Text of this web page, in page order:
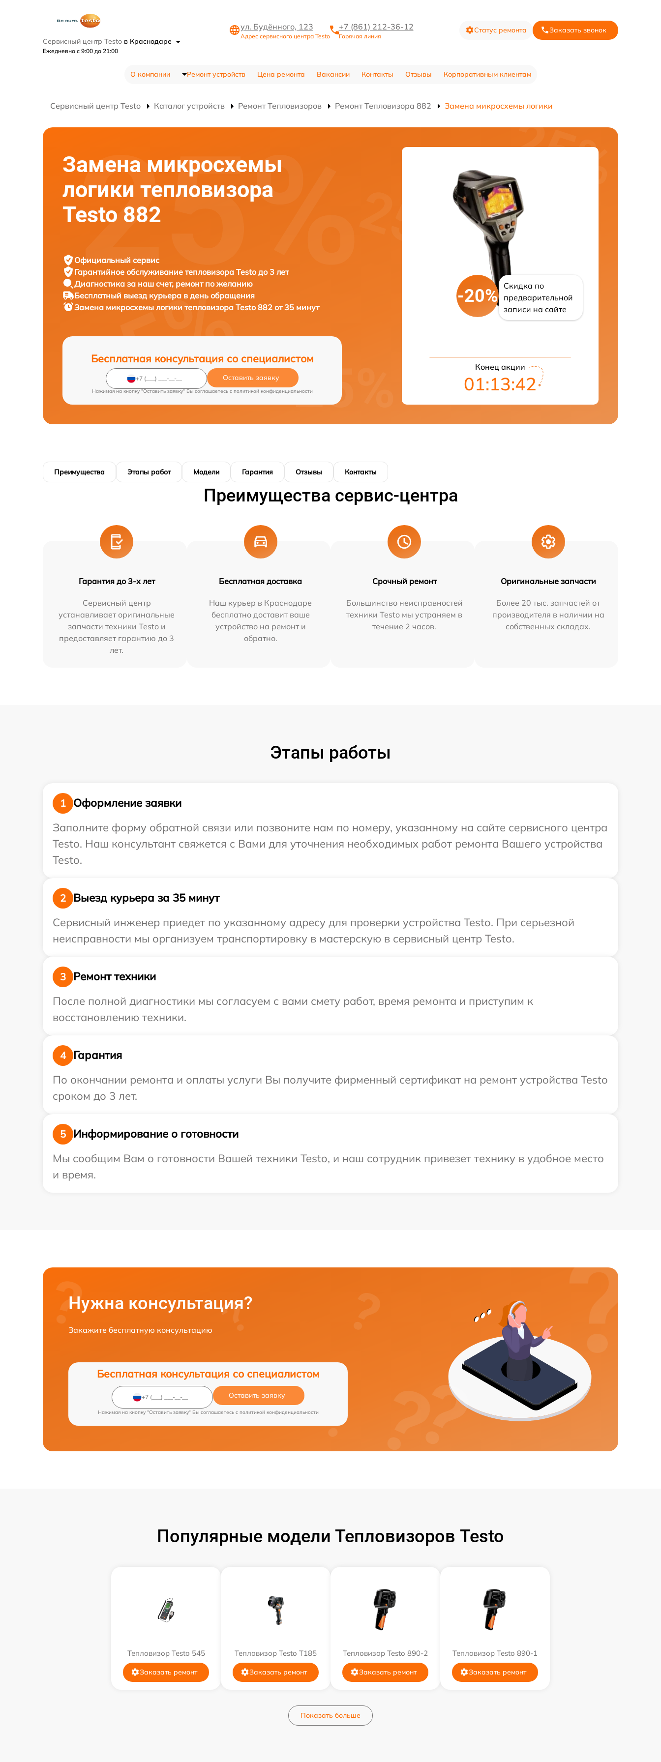
Сервисный центр Testo в Краснодаре
Ежедневно с 9:00 до 21:00
ул. Будённого, 123
Адрес сервисного центра Testo
+7 (861) 212-36-12
Горячая линия
Статус ремонта Заказать звонок
О компании Ремонт устройств Цена ремонта Вакансии Контакты Отзывы Корпоративным клиентам
Сервисный центр Testo Каталог устройств Ремонт Тепловизоров Ремонт Тепловизора 882 Замена микросхемы логики
Замена микросхемы
логики тепловизора
Testo 882
Официальный сервис
Гарантийное обслуживание тепловизора Testo до 3 лет
Диагностика за наш счет, ремонт по желанию
Бесплатный выезд курьера в день обращения
Замена микросхемы логики тепловизора Testo 882 от 35 минут
Бесплатная консультация со специалистом
Оставить заявку
Нажимая на кнопку "Оставить заявку" Вы соглашаетесь c политикой конфиденциальности
-20%
Скидка по
предварительной
записи на сайте
Конец акции
01:13:41
Преимущества Этапы работ Модели Гарантия Отзывы Контакты
Преимущества сервис-центра
Гарантия до 3-х лет
Сервисный центр
устанавливает оригинальные
запчасти техники Testo и
предоставляет гарантию до 3
лет.
Бесплатная доставка
Наш курьер в Краснодаре
бесплатно доставит ваше
устройство на ремонт и
обратно.
Срочный ремонт
Большинство неисправностей
техники Testo мы устраняем в
течение 2 часов.
Оригинальные запчасти
Более 20 тыс. запчастей от
производителя в наличии на
собственных складах.
Этапы работы
1
Оформление заявки
Заполните форму обратной связи или позвоните нам по номеру, указанному на сайте сервисного центра
Testo. Наш консультант свяжется с Вами для уточнения необходимых работ ремонта Вашего устройства
Testo.
2
Выезд курьера за 35 минут
Сервисный инженер приедет по указанному адресу для проверки устройства Testo. При серьезной
неисправности мы организуем транспортировку в мастерскую в сервисный центр Testo.
3
Ремонт техники
После полной диагностики мы согласуем с вами смету работ, время ремонта и приступим к
восстановлению техники.
4
Гарантия
По окончании ремонта и оплаты услуги Вы получите фирменный сертификат на ремонт устройства Testo
сроком до 3 лет.
5
Информирование о готовности
Мы сообщим Вам о готовности Вашей техники Testo, и наш сотрудник привезет технику в удобное место
и время.
Нужна консультация?
Закажите бесплатную консультацию
Бесплатная консультация со специалистом
Оставить заявку
Нажимая на кнопку "Оставить заявку" Вы соглашаетесь c политикой конфиденциальности
Популярные модели Тепловизоров Testo
Тепловизор Testo 545
Заказать ремонт
Тепловизор Testo T185
Заказать ремонт
Тепловизор Testo 890-2
Заказать ремонт
Тепловизор Testo 890-1
Заказать ремонт
Показать больше